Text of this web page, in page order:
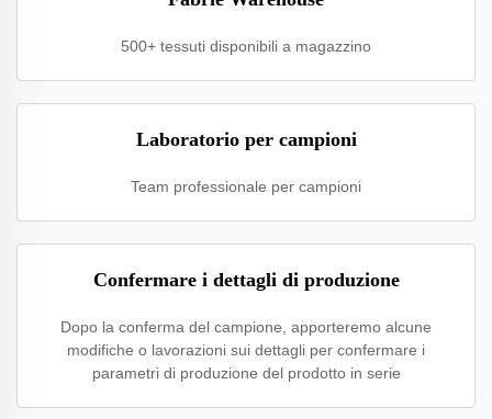
500+ tessuti disponibili a magazzino
Laboratorio per campioni
Team professionale per campioni
Confermare i dettagli di produzione
Dopo la conferma del campione, apporteremo alcune
modifiche o lavorazioni sui dettagli per confermare i
parametri di produzione del prodotto in serie